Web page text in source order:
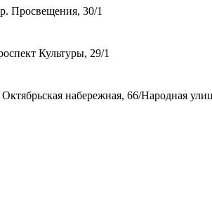
Просвещения, 30/1
Культуры, 29/1
набережная, 66/Народная